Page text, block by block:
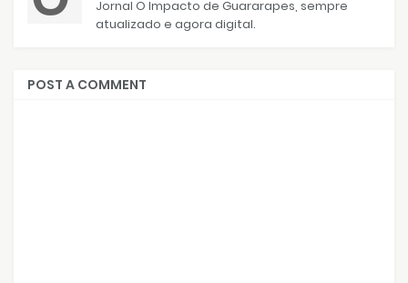
Jornal O Impacto de Guararapes, sempre
atualizado e agora digital.
POST A COMMENT